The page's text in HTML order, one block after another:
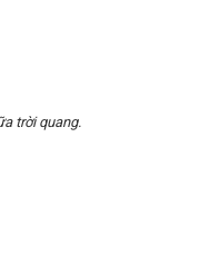
trời quang.